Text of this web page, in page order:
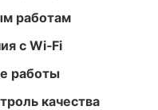
работам
с Wi‑Fi
работы
качества